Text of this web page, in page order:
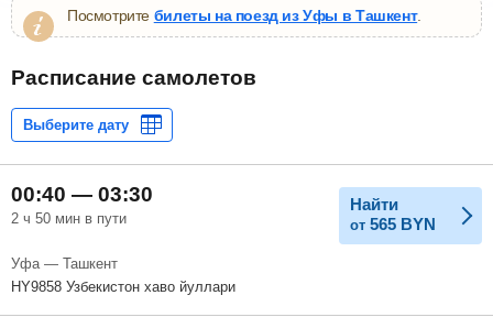
Посмотрите билеты на поезд из Уфы в Ташкент.
Расписание самолетов
00:40 — 03:30
2 ч 50 мин в пути
Найти
от 565 BYN
Уфа — Ташкент
HY9858 Узбекистон хаво йуллари